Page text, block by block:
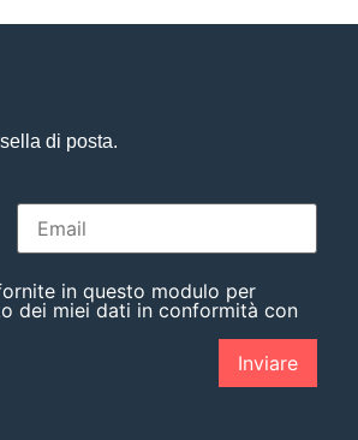
di posta.
in questo modulo per
dei miei dati in conformità con